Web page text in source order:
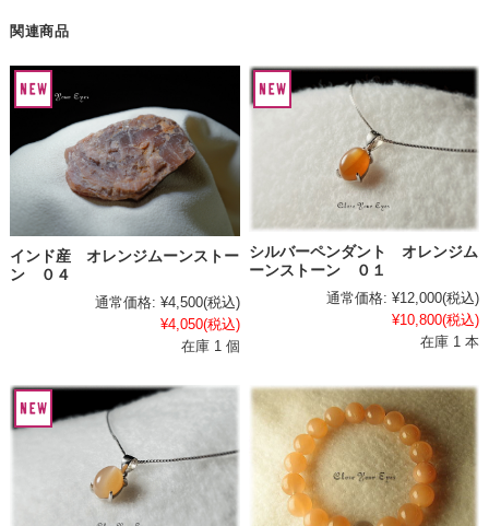
関連商品
インド産 オレンジムーンストー
ン ０４
通常価格: ¥4,500(税込)
¥4,050(税込)
在庫 1 個
シルバーペンダント オレンジム
ーンストーン ０１
通常価格: ¥12,000(税込)
¥10,800(税込)
在庫 1 本